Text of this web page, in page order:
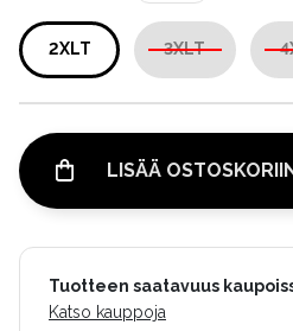
2XLT 3XLT
LISÄÄ OSTOSKORIIN
Tuotteen saatavuus
Katso kauppoja